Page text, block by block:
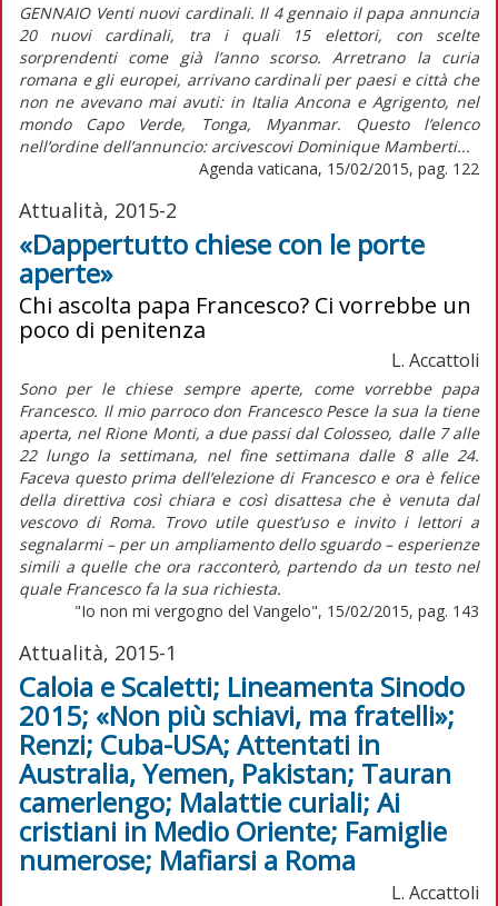
GENNAIO Venti nuovi cardinali. Il 4 gennaio il papa annuncia
20 nuovi cardinali, tra i quali 15 elettori, con scelte
sorprendenti come già l’anno scorso. Arretrano la curia
romana e gli europei, arrivano cardinali per paesi e città che
non ne avevano mai avuti: in Italia Ancona e Agrigento, nel
mondo Capo Verde, Tonga, Myanmar. Questo l’elenco
nell’ordine dell’annuncio: arcivescovi Dominique Mamberti...
Agenda vaticana, 15/02/2015, pag. 122
Attualità, 2015-2
«Dappertutto chiese con le porte
aperte»
Chi ascolta papa Francesco? Ci vorrebbe un
poco di penitenza
L. Accattoli
Sono per le chiese sempre aperte, come vorrebbe papa
Francesco. Il mio parroco don Francesco Pesce la sua la tiene
aperta, nel Rione Monti, a due passi dal Colosseo, dalle 7 alle
22 lungo la settimana, nel fine settimana dalle 8 alle 24.
Faceva questo prima dell’elezione di Francesco e ora è felice
della direttiva così chiara e così disattesa che è venuta dal
vescovo di Roma. Trovo utile quest’uso e invito i lettori a
segnalarmi – per un ampliamento dello sguardo – esperienze
simili a quelle che ora racconterò, partendo da un testo nel
quale Francesco fa la sua richiesta.
"Io non mi vergogno del Vangelo", 15/02/2015, pag. 143
Attualità, 2015-1
Caloia e Scaletti; Lineamenta Sinodo
2015; «Non più schiavi, ma fratelli»;
Renzi; Cuba-USA; Attentati in
Australia, Yemen, Pakistan; Tauran
camerlengo; Malattie curiali; Ai
cristiani in Medio Oriente; Famiglie
numerose; Mafiarsi a Roma
L. Accattoli